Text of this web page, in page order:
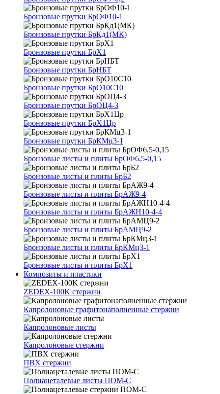
Бронзовые прутки БрОФ10-1
Бронзовые прутки БрКд1(МК)
Бронзовые прутки БрХ1
Бронзовые прутки БрНБТ
Бронзовые прутки БрО10С10
Бронзовые прутки БрОЦ4-3
Бронзовые прутки БрХ1Цр
Бронзовые прутки БрКМц3-1
Бронзовые листы и плиты БрОФ6,5-0,15
Бронзовые листы и плиты БрБ2
Бронзовые листы и плиты БрАЖ9-4
Бронзовые листы и плиты БрАЖН10-4-4
Бронзовые листы и плиты БрАМЦ9-2
Бронзовые листы и плиты БрКМц3-1
Бронзовые листы и плиты БрХ1
Композиты и пластики
ZEDEX-100K стержни
Капролоновые графитонаполненные стержни
Капролоновые листы
Капролоновые стержни
ПВХ стержни
Полиацеталевые листы ПОМ-С